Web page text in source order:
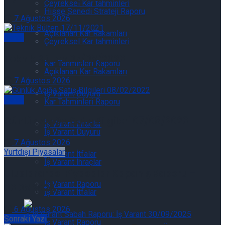
Çeyreksel Kar tahminleri
Açıklanan Kar Rakamları
Kar Tahminleri Raporu
İş Varant Duyuru
İş Varant İhraçlar
İş Varant İtfalar
İş Varant Raporu
Hisse Senedi Strateji Raporu
Çeyreksel Kar tahminleri
Açıklanan Kar Rakamları
Kar Tahminleri Raporu
İş Varant Duyuru
İş Varant İhraçlar
İş Varant İtfalar
İş Varant Raporu
7 Ağustos 2026
Teknik Bülten 07/08/2026
7 Ağustos 2026
Günlük Açığa Satış Bilgileri 07/08/2026
7 Ağustos 2026
Yurtdışı Piyasalar
06.08.2026
6 Ağustos 2026
Sonraki Yazı